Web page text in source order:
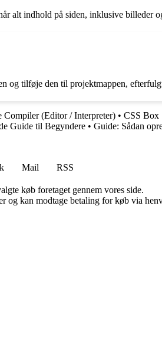
alt indhold på siden, inklusive billeder
og tilføje den til projektmappen,
Compiler (Editor / Interpreter) • CSS Box
Guide til Begyndere • Guide: Sådan
Mail
RSS
køb foretaget gennem vores side.
kan modtage betaling for køb via